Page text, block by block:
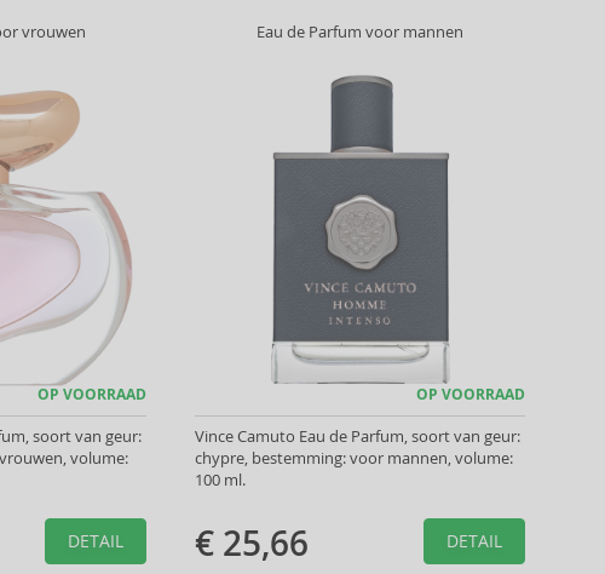
vrouwen
OP VOORRAAD
soort van geur:
volume:
DETAIL
Eau de Parfum voor mannen
OP VOORRAAD
Vince Camuto Eau de Parfum, soort van geur:
chypre, bestemming: voor mannen, volume:
100 ml.
€ 25,66 DETAIL